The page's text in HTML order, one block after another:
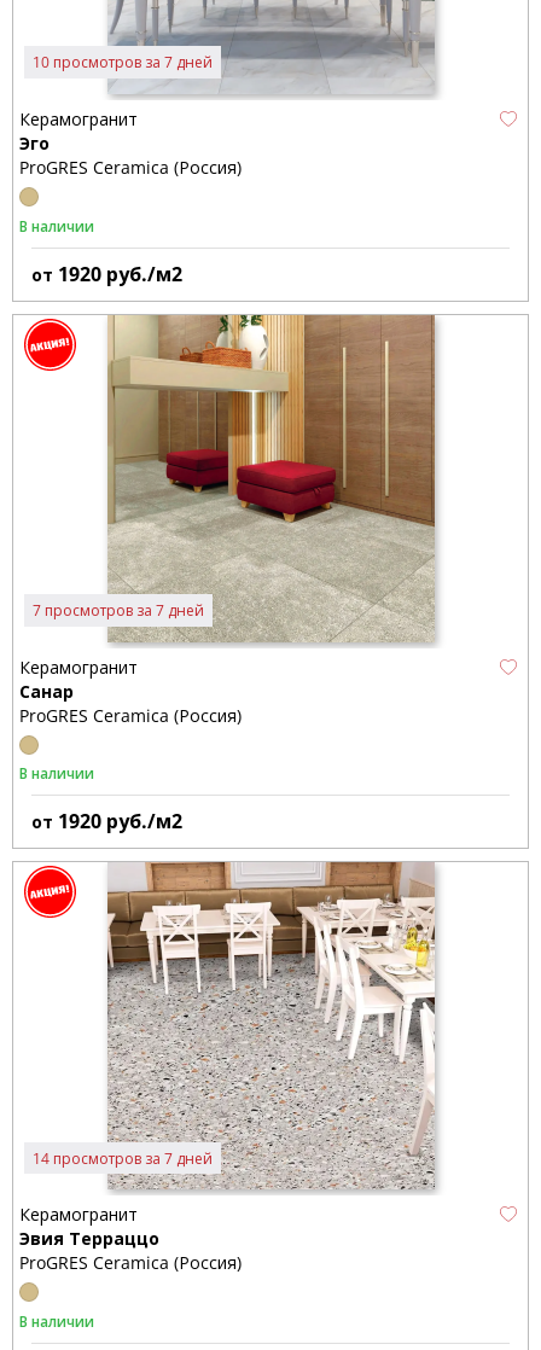
10 просмотров за 7 дней
Керамогранит
Эго
ProGRES Ceramica (Россия)
В наличии
от 1920 руб./м2
7 просмотров за 7 дней
Керамогранит
Санар
ProGRES Ceramica (Россия)
В наличии
от 1920 руб./м2
14 просмотров за 7 дней
Керамогранит
Эвия Терраццо
ProGRES Ceramica (Россия)
В наличии